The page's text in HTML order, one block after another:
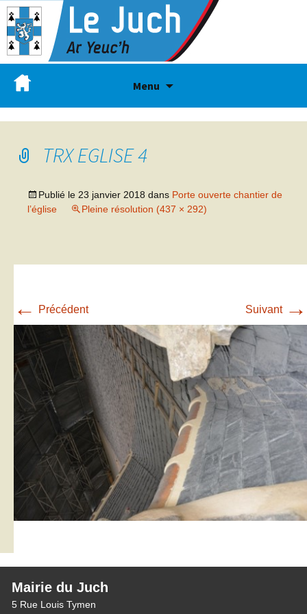
Menu
TRX EGLISE 4
Publié le 23 janvier 2018 dans Porte ouverte chantier de
l’église
Pleine résolution (437 × 292)
← Précédent Suivant →
Mairie du Juch
5 Rue Louis Tymen